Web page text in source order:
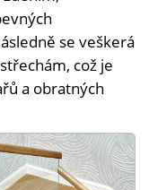
se veškerá
což je
a obratných